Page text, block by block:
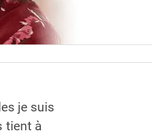
je suis
tient à